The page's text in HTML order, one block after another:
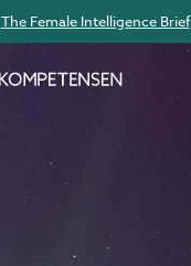
The Female Intelligence Brief